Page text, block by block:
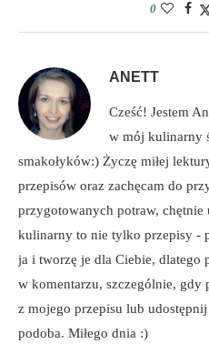
0
ANETT
Cześć! Jestem
w mój kulinarny
smakołyków:) Życzę miłej
przepisów oraz zachęcam do
przygotowanych potraw,
kulinarny to nie tylko przepisy -
ja i tworzę je dla Ciebie, dlatego
w komentarzu, szczególnie, gdy
z mojego przepisu lub
podoba. Miłego dnia :)